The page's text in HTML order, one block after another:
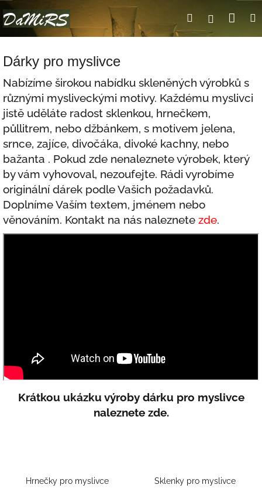
na
obsah
HledatPřihlášení
Dárky pro myslivce
Nabízíme širokou nabídku skleněných výrobků s
různými mysliveckými motivy. Každému myslivci
jistě uděláte radost sklenkou, hrnečkem,
půllitrem, nebo džbánkem, s motivem jelena,
srnce, zajíce, divočáka, divoké kachny, nebo
bažanta . Pokud zde nenaleznete výrobek, který
by vám vyhovoval, nezoufejte. Rádi vyrobíme
originální dárek podle Vašich požadavků.
Doplníme Vaším textem, jménem nebo
věnováním. Kontakt na nás naleznete zde.
Krátkou ukázku výroby dárku pro myslivce
naleznete zde.
Hrnečky pro myslivce Sklenky pro myslivce